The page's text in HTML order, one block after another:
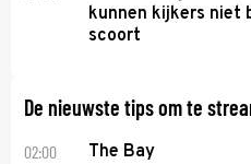
kunnen kijkers niet
scoort
De nieuwste tips om te
02:00 The Bay